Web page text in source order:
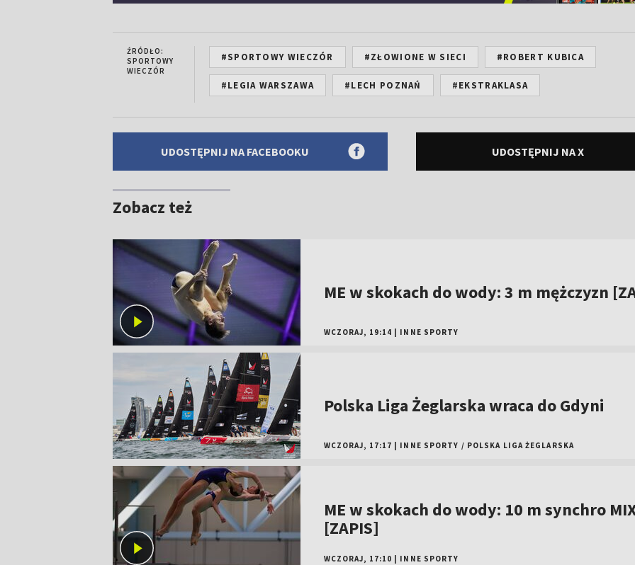
ŹRÓDŁO:
SPORTOWY
WIECZÓR
#SPORTOWY WIECZÓR #ZŁOWIONE W SIECI #ROBERT KUBICA
#LEGIA WARSZAWA #LECH POZNAŃ #EKSTRAKLASA
UDOSTĘPNIJ NA FACEBOOKU UDOSTĘPNIJ NA X
Zobacz też
ME w skokach do wody: 3 m mężczyzn
WCZORAJ, 19:14 INNE SPORTY
Polska Liga Żeglarska wraca do Gdyni
WCZORAJ, 17:17 INNE SPORTY / POLSKA LIGA ŻEGLARSKA
ME w skokach do wody: 10 m synchro
[ZAPIS]
WCZORAJ, 17:10 INNE SPORTY